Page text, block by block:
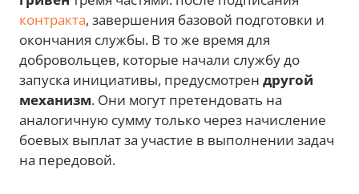
контракта, завершения базовой подготовки и
окончания службы. В то же время для
добровольцев, которые начали службу до
запуска инициативы, предусмотрен другой
механизм. Они могут претендовать на
аналогичную сумму только через начисление
боевых выплат за участие в выполнении задач
на передовой.